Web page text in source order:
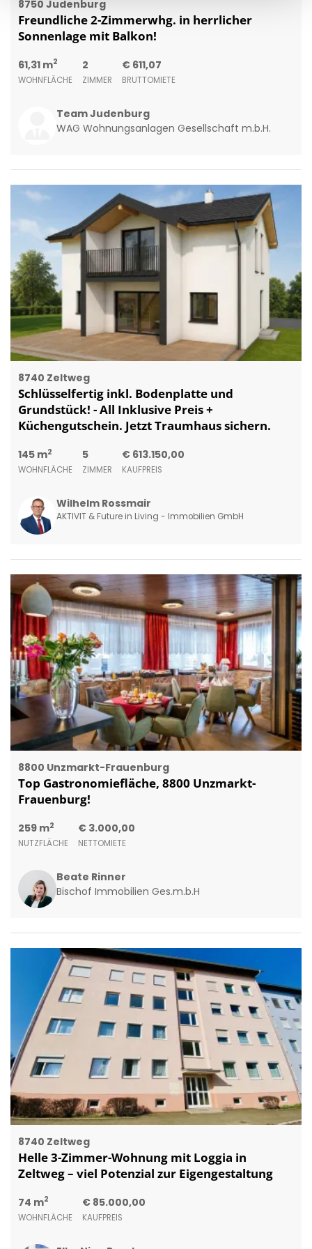
8750 Judenburg
Freundliche 2-Zimmerwhg. in herrlicher
Sonnenlage mit Balkon!
61,31 m2
WOHNFLÄCHE
2
ZIMMER
€ 611,07
BRUTTOMIETE
Team Judenburg
WAG Wohnungsanlagen Gesellschaft m.b.H.
8740 Zeltweg
Schlüsselfertig inkl. Bodenplatte und
Grundstück! - All Inklusive Preis +
Küchengutschein. Jetzt Traumhaus sichern.
145 m2
WOHNFLÄCHE
5
ZIMMER
€ 613.150,00
KAUFPREIS
Wilhelm Rossmair
AKTIVIT & Future in Living - Immobilien GmbH
8800 Unzmarkt-Frauenburg
Top Gastronomiefläche, 8800 Unzmarkt-
Frauenburg!
259 m2
NUTZFLÄCHE
€ 3.000,00
NETTOMIETE
Beate Rinner
Bischof Immobilien Ges.m.b.H
8740 Zeltweg
Helle 3-Zimmer-Wohnung mit Loggia in
Zeltweg – viel Potenzial zur Eigengestaltung
74 m2
WOHNFLÄCHE
€ 85.000,00
KAUFPREIS